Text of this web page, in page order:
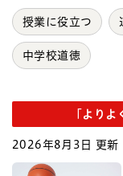
授業に役立つ
中学校道徳
「よりよ
2026年8月3日 更新